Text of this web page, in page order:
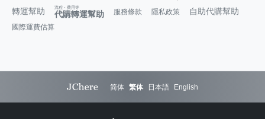
轉運幫助 代購轉運幫助
流程・費用等
服務條款 隱私政策 自助代購幫助
國際運費估算
简体 繁体 日本語 English